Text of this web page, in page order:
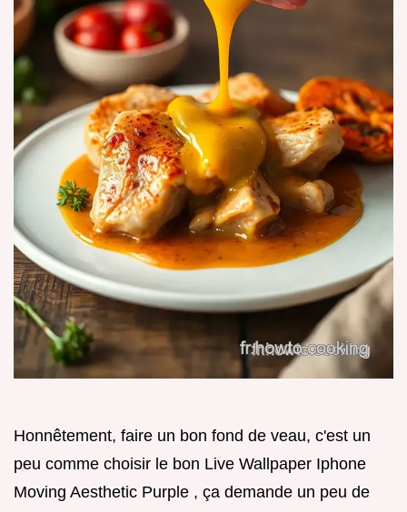
Honnêtement, faire un bon fond de veau, c'est un
peu comme choisir le bon Live Wallpaper Iphone
Moving Aesthetic Purple , ça demande un peu de